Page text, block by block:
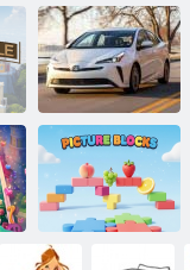
Toyota Prius 2